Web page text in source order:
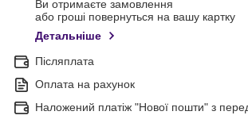
Ви отримаєте замовлення
або гроші повернуться на вашу картку
Детальніше
Післяплата
Оплата на рахунок
Наложений платіж "Нової пошти" з